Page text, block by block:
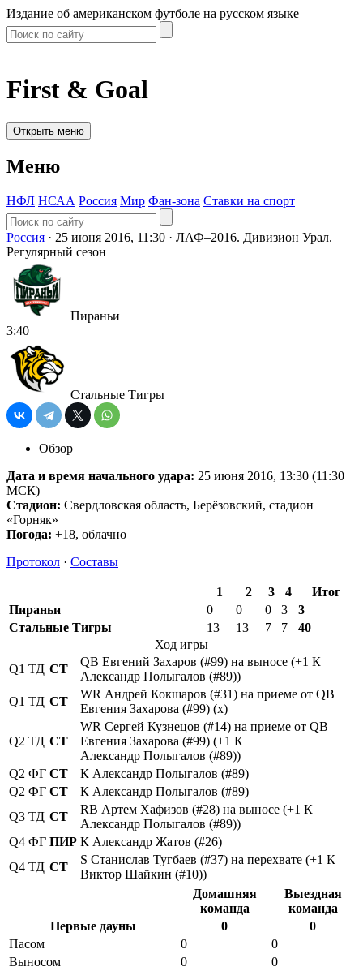
Издание об американском футболе на русском языке
First & Goal
Открыть меню
Меню
НФЛ НСАА Россия Мир Фан-зона Ставки на спорт
Россия · 25 июня 2016, 11:30 · ЛАФ–2016. Дивизион Урал.
Регулярный сезон
Пираньи
3:40
Стальные Тигры
Обзор
Дата и время начального удара: 25 июня 2016, 13:30 (11:30
МСК)
Стадион: Свердловская область, Берёзовский, стадион
«Горняк»
Погода: +18, облачно
Протокол · Составы
1 2 3 4
Итог
Пираньи
0 0 0 3
3
Стальные Тигры
13 13 7 7
40
Ход игры
Q1 ТД СТ
QB Евгений Захаров (#99) на выносе (+1 К
Александр Полыгалов (#89))
Q1 ТД СТ
WR Андрей Кокшаров (#31) на приеме от QB
Евгения Захарова (#99) (x)
Q2 ТД СТ
WR Сергей Кузнецов (#14) на приеме от QB
Евгения Захарова (#99) (+1 К
Александр Полыгалов (#89))
Q2 ФГ СТ
К Александр Полыгалов (#89)
Q2 ФГ СТ
К Александр Полыгалов (#89)
Q3 ТД СТ
RB Артем Хафизов (#28) на выносе (+1 К
Александр Полыгалов (#89))
Q4 ФГ ПИР К Александр Жатов (#26)
Q4 ТД СТ
S Станислав Тугбаев (#37) на перехвате (+1 К
Виктор Шайкин (#10))
Домашняя
команда
Выездная
команда
Первые дауны
0
0
Пасом
0
0
Выносом
0
0